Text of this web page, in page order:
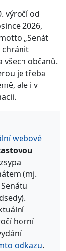
výročí od
2026,
„Senát
chránit
všech občanů.
je třeba
ale i v
webové
(mj.
horní
odkazu.